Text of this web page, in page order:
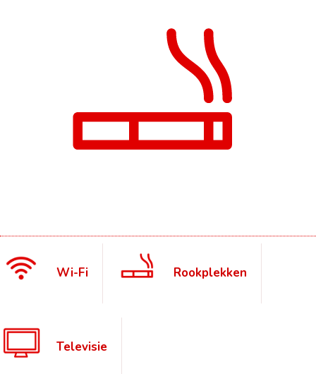
Wi-Fi Rookplekken
Televisie